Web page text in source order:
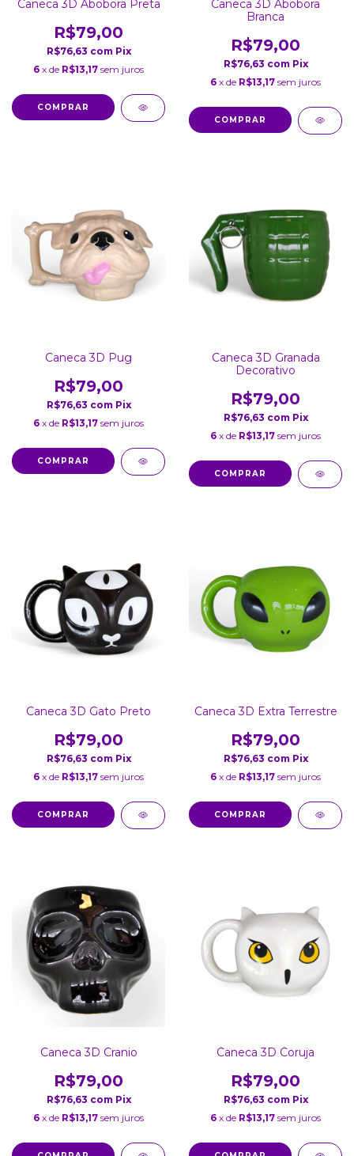
Caneca 3D Abobora Preta
R$79,00
R$76,63 com Pix
6 x de R$13,17 sem juros
Caneca 3D Abobora
Branca
R$79,00
R$76,63 com Pix
6 x de R$13,17 sem juros
Caneca 3D Pug
R$79,00
R$76,63 com Pix
6 x de R$13,17 sem juros
Caneca 3D Granada
Decorativo
R$79,00
R$76,63 com Pix
6 x de R$13,17 sem juros
Caneca 3D Gato Preto
R$79,00
R$76,63 com Pix
6 x de R$13,17 sem juros
Caneca 3D Extra Terrestre
R$79,00
R$76,63 com Pix
6 x de R$13,17 sem juros
Caneca 3D Cranio
R$79,00
R$76,63 com Pix
6 x de R$13,17 sem juros
Caneca 3D Coruja
R$79,00
R$76,63 com Pix
6 x de R$13,17 sem juros